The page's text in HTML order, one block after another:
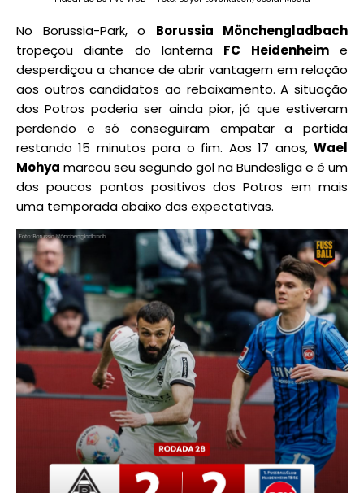
No Borussia-Park, o Borussia Mönchengladbach
tropeçou diante do lanterna FC Heidenheime
desperdiçou a chance de abrir vantagem em relação
aos outros candidatos ao rebaixamento. A situação
dos Potros poderia ser ainda pior, já que estiveram
perdendo e só conseguiram empatar a partida
restando 15 minutos para o fim. Aos 17 anos, Wael
Mohya marcou seu segundo gol na Bundesliga e é um
dos poucos pontos positivos dos Potros em mais
uma temporada abaixo das expectativas.